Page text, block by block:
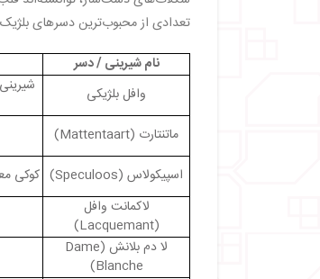
・ اسپیکولاس: شیرینی کریسمس
・
・لاکمانت وافل: شیرینی
・
لا دم بلانش: طعم کلاسیک
・کوتس پئورس دی لیژ: شیرینی
・
・
آنتورپسه هاندجس: دست‌های
・
Sneeuwballen: برفک‌های شیرین بلژیکی
لیرز ولایکه: گنجینه شیرین
تعدادی از محبوب‌ترین دسرهای
نام شیرینی / دسر
وافل بلژیکی
ماتنتارت (Mattentaart)
اسپیکولاس (Speculoos)
کوکی
لاکمانت وافل
(Lacquemant)
لا دم بلانش (Dame
Blanche)